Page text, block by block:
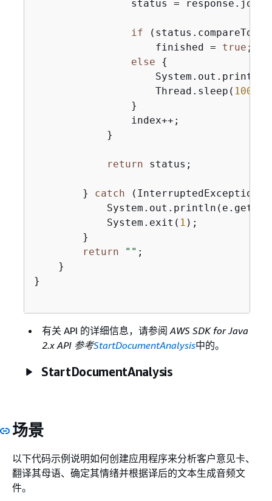
status =
if (status.compareTo(
                    finished =
true ;
else
{
                    Thread.sleep(
1000
                }
                index++;
            }
return status;
        }
catch (InterruptedException
            System.exit(
1 );
        }
return
"" ;
    }
}
有关 API 的详细信息，请参阅 AWS SDK for Java
2.x API 参考StartDocumentAnalysis中的。
StartDocumentAnalysis
场景
以下代码示例说明如何创建应用程序来分析客户意见卡、
翻译其母语、确定其情绪并根据译后的文本生成音频文
件。